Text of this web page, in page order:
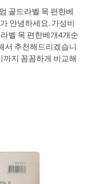
골드라벨 목 편한베
안녕하세요. 가성비
벨 목 편한베개4개순
서 추천해드리겠습니
까지 꼼꼼하게 비교해